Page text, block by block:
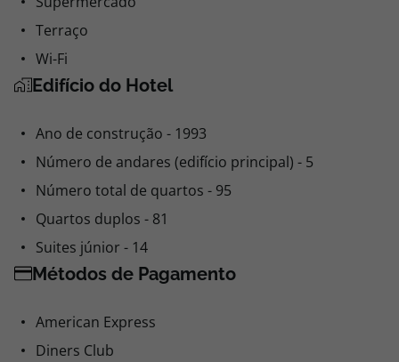
Terraço
Wi-Fi
Edifício do Hotel
Ano de construção - 1993
Número de andares (edifício principal) - 5
Número total de quartos - 95
Quartos duplos - 81
Suites júnior - 14
Métodos de Pagamento
American Express
Diners Club